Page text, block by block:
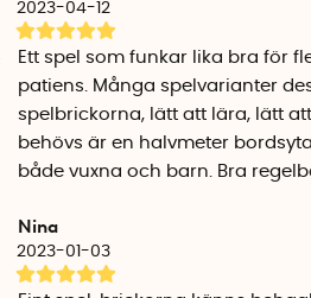
2023-04-12
Ett spel som funkar lika bra för
patiens. Många spelvarianter
spelbrickorna, lätt att lära, lätt
behövs är en halvmeter
både vuxna och barn. Bra
Nina
2023-01-03